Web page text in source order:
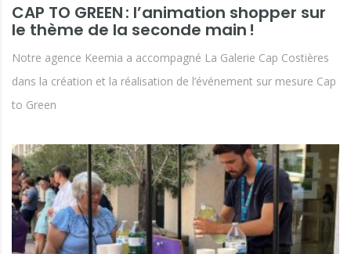
CAP TO GREEN : l’animation shopper sur
le thème de la seconde main !
Notre agence Keemia a accompagné La Galerie Cap Costières
dans la création et la réalisation de l’événement sur mesure Cap
to Green